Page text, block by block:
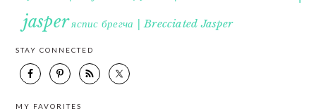
jasperяспис брегча | Brecciated Jasper
STAY CONNECTED
MY FAVORITES